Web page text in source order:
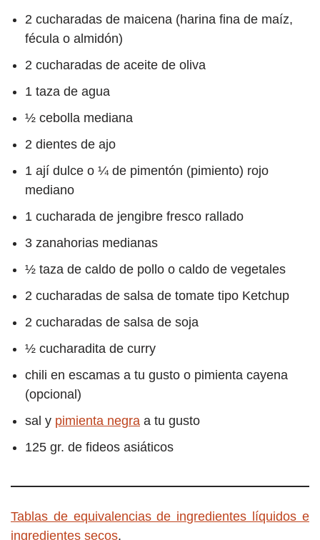
2 cucharadas de maicena (harina fina de maíz,
fécula o almidón)
2 cucharadas de aceite de oliva
1 taza de agua
½ cebolla mediana
2 dientes de ajo
1 ají dulce o ¼ de pimentón (pimiento) rojo
mediano
1 cucharada de jengibre fresco rallado
3 zanahorias medianas
½ taza de caldo de pollo o caldo de vegetales
2 cucharadas de salsa de tomate tipo Ketchup
2 cucharadas de salsa de soja
½ cucharadita de curry
chili en escamas a tu gusto o pimienta cayena
(opcional)
sal y pimienta negra a tu gusto
125 gr. de fideos asiáticos
Tablas de equivalencias de ingredientes líquidos e
ingredientes secos.